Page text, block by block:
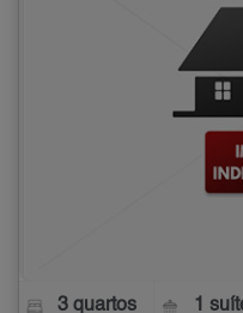
3 quartos 1